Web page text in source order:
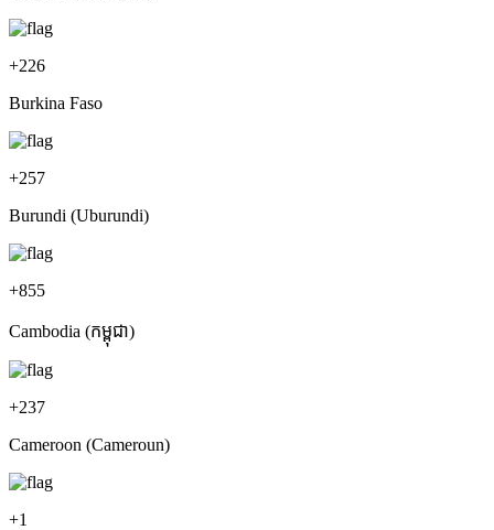
+226
Burkina Faso
+257
Burundi (Uburundi)
+855
Cambodia (កម្ពុជា)
+237
Cameroon (Cameroun)
+1